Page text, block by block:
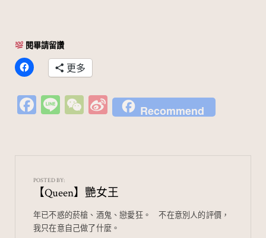
閱畢請留讚
更多
Fa
o
o
k
Li
W
at
Si
n
ei
b
o
Recommend
POSTED BY:
【Queen】艷女王
年已不惑的菸槍、酒鬼、戀愛狂。⠀ 不在意別人的評價，
我只在意自己做了什麼。